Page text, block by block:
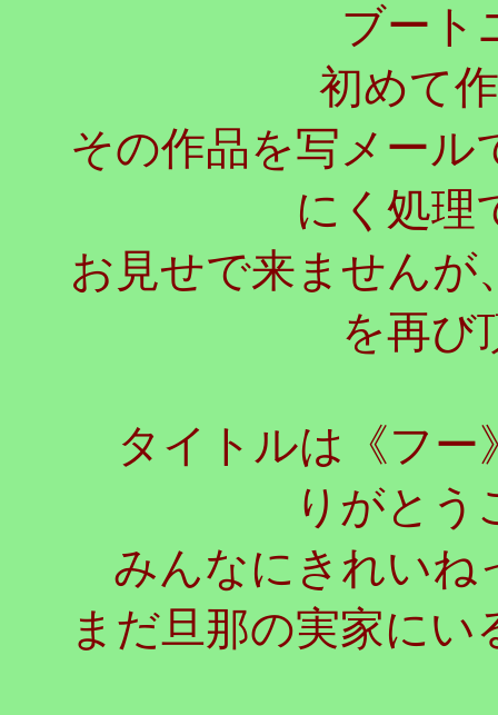
ブート
初めて
その作品を写メー
にく処理
お見せで来ませんが
を再び
タイトルは《フー
りがとう
みんなにきれいね
まだ旦那の実家に